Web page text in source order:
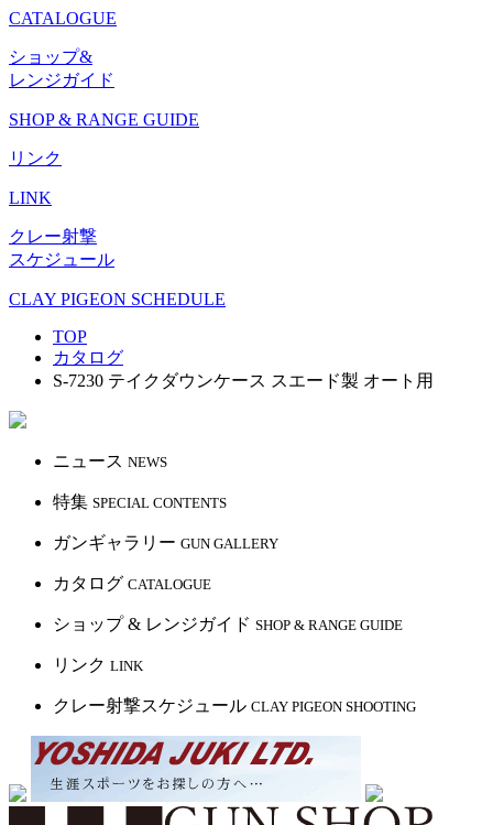
CATALOGUE
ショップ&
レンジガイド
SHOP & RANGE GUIDE
リンク
LINK
クレー射撃
スケジュール
CLAY PIGEON SCHEDULE
TOP
カタログ
S-7230 テイクダウンケース スエード製 オート用
ニュース NEWS
特集 SPECIAL CONTENTS
ガンギャラリー GUN GALLERY
カタログ CATALOGUE
ショップ & レンジガイド SHOP & RANGE GUIDE
リンク LINK
クレー射撃スケジュール CLAY PIGEON SHOOTING